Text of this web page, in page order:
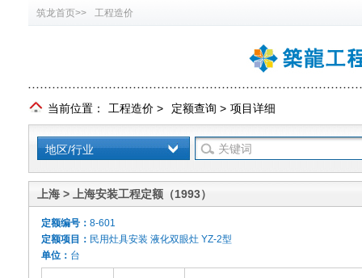
筑龙首页>> 工程造价
当前位置： 工程造价 > 定额查询 > 项目详细
地区/行业
上海 > 上海安装工程定额（1993）
定额编号： 8-601
定额项目： 民用灶具安装 液化双眼灶 YZ-2型
单位： 台